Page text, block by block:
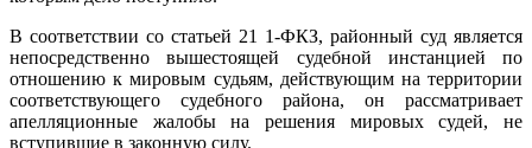
В соответствии со статьей 21 1-ФКЗ, районный суд является
непосредственно вышестоящей судебной инстанцией по
отношению к мировым судьям, действующим на территории
соответствующего судебного района, он рассматривает
апелляционные жалобы на решения мировых судей, не
вступившие в законную силу.